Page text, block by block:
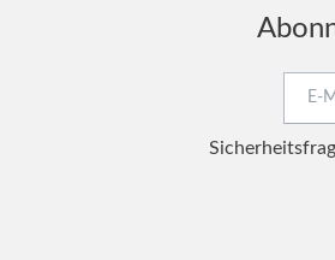
Pflichtfeld